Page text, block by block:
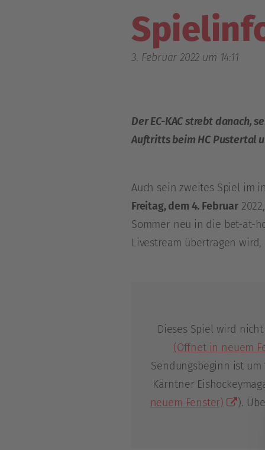
3. Februar 2022 um 14:11
Der EC-KAC strebt danach,
Auftritts beim HC Pustertal
Auch sein zweites Spiel im
Freitag, dem 4. Februar
Sommer neu in die bet-at-
Livestream übertragen
Dieses Spiel wird
(Öffnet in neuem
Sendungsbeginn ist
Kärntner
neuem Fenster)
).